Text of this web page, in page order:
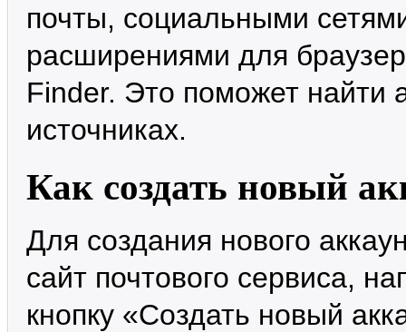
почты, социальными
расширениями для
Finder. Это поможет найти
источниках.
Как создать новый
Для создания нового
сайт почтового сервиса,
кнопку «Создать новый